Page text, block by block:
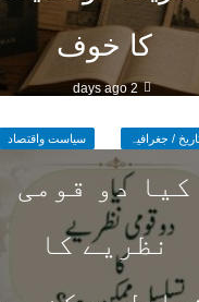
کا خوف
2 days ago
/ جغرافیہ سیاست واقتصاد
کیا دو قومی
نظریے کا